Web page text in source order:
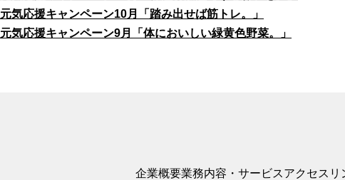
元気応援キャンペーン10月「踏み出せば筋トレ。」
元気応援キャンペーン9月「体においしい緑黄色野菜。」
企業概要業務内容・サービスアクセス リ